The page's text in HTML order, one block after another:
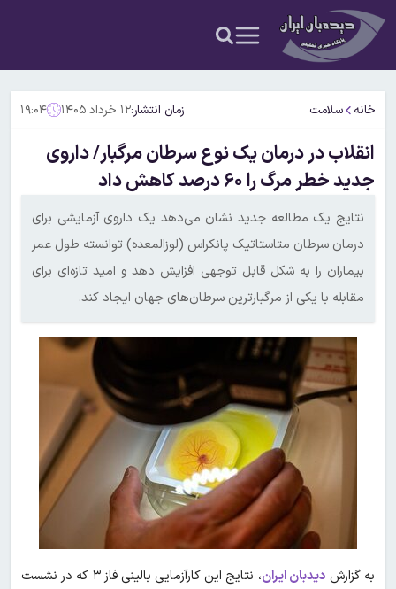
خانه سلامت زمان انتشار:۱۲ خرداد ۱۴۰۵ ۱۹:۰۴
انقلاب در درمان یک نوع سرطان مرگبار/ داروی
جدید خطر مرگ را ۶۰ درصد کاهش داد
نتایج یک مطالعه جدید نشان می‌دهد یک داروی آزمایشی برای
درمان سرطان متاستاتیک پانکراس (لوزالمعده) توانسته طول عمر
بیماران را به شکل قابل توجهی افزایش دهد و امید تازه‌ای برای
مقابله با یکی از مرگبارترین سرطان‌های جهان ایجاد کند.
به گزارش دیدبان ایران
، نتایج این کارآزمایی بالینی فاز ۳ که در نشست